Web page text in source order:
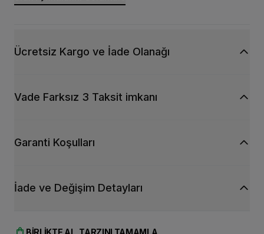
Ücretsiz Kargo ve İade Olanağı
Vade Farksız 3 Taksit imkanı
Garanti Koşulları
İade ve Değişim Detayları
BIRLIKTE AL, TARZINI TAMAMLA